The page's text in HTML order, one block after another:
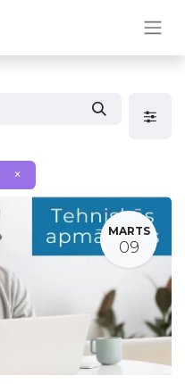
×
MARTS
09